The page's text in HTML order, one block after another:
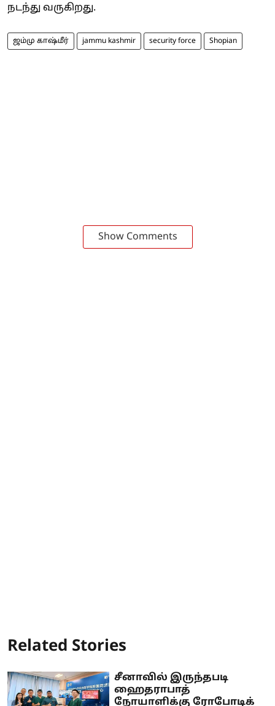
நடந்து வருகிறது.
ஜம்மு காஷ்மீர் jammu kashmir security force Shopian
Show Comments
Related Stories
சீனாவில் இருந்தபடி
ஹைதராபாத்
நோயாளிக்கு ரோபோடிக்